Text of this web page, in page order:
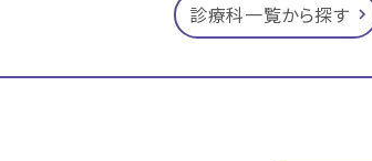
診療科一覧から探す